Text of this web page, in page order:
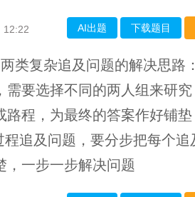
12:22 AI出题 下载题目
类复杂追及问题的解决思路
需要选择不同的两人组来研
路程，为最终的答案作好铺垫
程追及问题，要分步把每个追
，一步一步解决问题